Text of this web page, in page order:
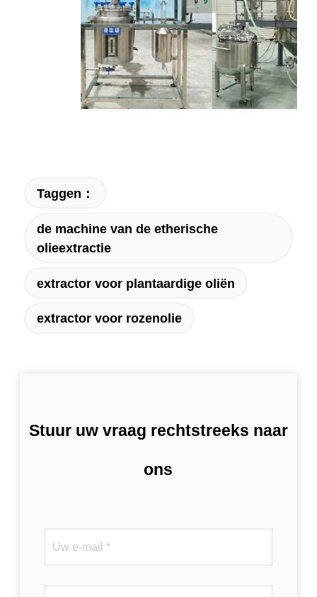
Taggen：
de machine van de etherische
olieextractie
extractor voor plantaardige oliën
extractor voor rozenolie
Stuur uw vraag rechtstreeks naar
ons